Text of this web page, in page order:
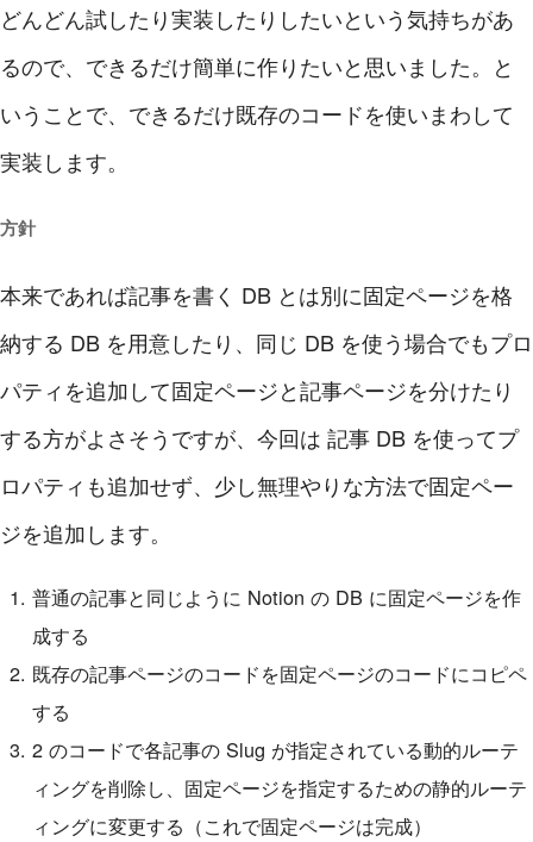
どんどん試したり実装したりしたいという気持ちがあ
るので、できるだけ簡単に作りたいと思いました。と
いうことで、できるだけ既存のコードを使いまわして
実装します。
方針
本来であれば記事を書く DB とは別に固定ページを格
納する DB を用意したり、同じ DB を使う場合でもプロ
パティを追加して固定ページと記事ページを分けたり
する方がよさそうですが、今回は 記事 DB を使ってプ
ロパティも追加せず、少し無理やりな方法で固定ペー
ジを追加します。
普通の記事と同じように Notion の DB に固定ページを作
成する
既存の記事ページのコードを固定ページのコードにコピペ
する
2 のコードで各記事の Slug が指定されている動的ルーテ
ィングを削除し、固定ページを指定するための静的ルーテ
ィングに変更する（これで固定ページは完成）